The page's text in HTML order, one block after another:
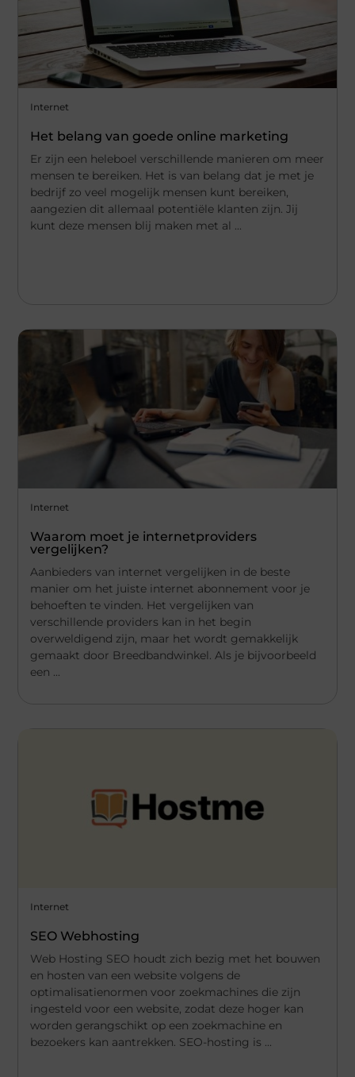
Internet
Het belang van goede online marketing
Er zijn een heleboel verschillende manieren om meer
mensen te bereiken. Het is van belang dat je met je
bedrijf zo veel mogelijk mensen kunt bereiken,
aangezien dit allemaal potentiële klanten zijn. Jij
kunt deze mensen blij maken met al ...
Internet
Waarom moet je internetproviders
vergelijken?
Aanbieders van internet vergelijken in de beste
manier om het juiste internet abonnement voor je
behoeften te vinden. Het vergelijken van
verschillende providers kan in het begin
overweldigend zijn, maar het wordt gemakkelijk
gemaakt door Breedbandwinkel. Als je bijvoorbeeld
een ...
Internet
SEO Webhosting
Web Hosting SEO houdt zich bezig met het bouwen
en hosten van een website volgens de
optimalisatienormen voor zoekmachines die zijn
ingesteld voor een website, zodat deze hoger kan
worden gerangschikt op een zoekmachine en
bezoekers kan aantrekken. SEO-hosting is ...